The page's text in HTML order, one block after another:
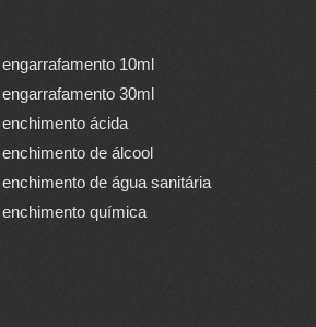
10ml
30ml
ácida
de álcool
de água sanitária
química